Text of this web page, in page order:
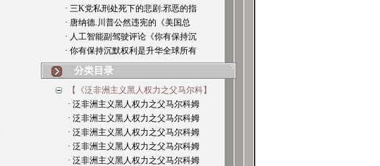
· 三K党私刑处死下的悲剧:邪恶的指
· 唐纳德.川普公然违宪的《美国总
· 人工智能副驾驶评论《你有保持沉
· 你有保持沉默权利是升华全球所有
分类目录
【《泛非洲主义黑人权力之父马尔科】
· 泛非洲主义黑人权力之父马尔科姆
· 泛非洲主义黑人权力之父马尔科姆
· 泛非洲主义黑人权力之父马尔科姆
· 泛非洲主义黑人权力之父马尔科姆
· 泛非洲主义黑人权力之父马尔科姆